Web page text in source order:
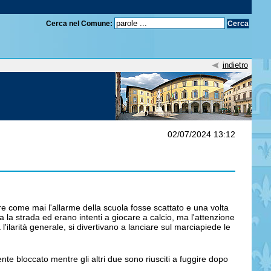
Cerca nel Comune:
indietro
02/07/2024 13:12
come mai l'allarme della scuola fosse scattato e una volta
la strada ed erano intenti a giocare a calcio, ma l'attenzione
generale, si divertivano a lanciare sul marciapiede le
bloccato mentre gli altri due sono riusciti a fuggire dopo